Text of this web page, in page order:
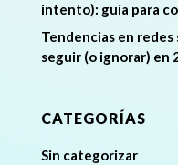
intento): guía para
Tendencias en
seguir (o ignorar) en
CATEGORÍAS
Sin categorizar